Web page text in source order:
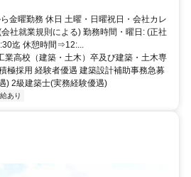
金曜勤務 休日 土曜・日曜祝日・会社カレ
社就業規則による) 勤務時間・曜日: (正社
迄 休憩時間⇒12:...
業高校（建築・土木）卒及び建築・土木専
極採用 経験者優遇 建築設計補助事務急募
) 2級建築士(実務経験優遇)
あり